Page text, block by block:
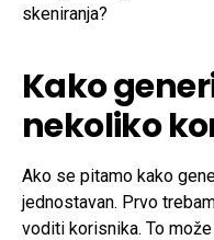
skeniranja?
Kako
nekoliko
Ako se pitamo kako
jednostavan. Prvo
voditi korisnika. To